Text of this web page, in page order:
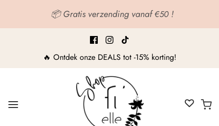
📦 Gratis verzending vanaf €50 !
🔥 Ontdek onze DEALS tot -15% korting!